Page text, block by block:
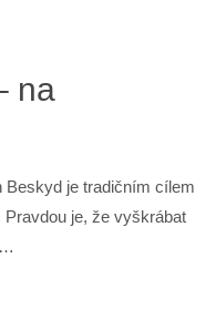
na
Beskyd je tradičním cílem
je, že vyškrábat